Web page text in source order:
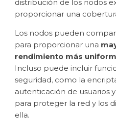
distribución de los nodos
proporcionar una
Los nodos pueden
para proporcionar una
rendimiento más
Incluso puede incluir
seguridad, como la
autenticación de usuarios
para proteger la red y los
ella.